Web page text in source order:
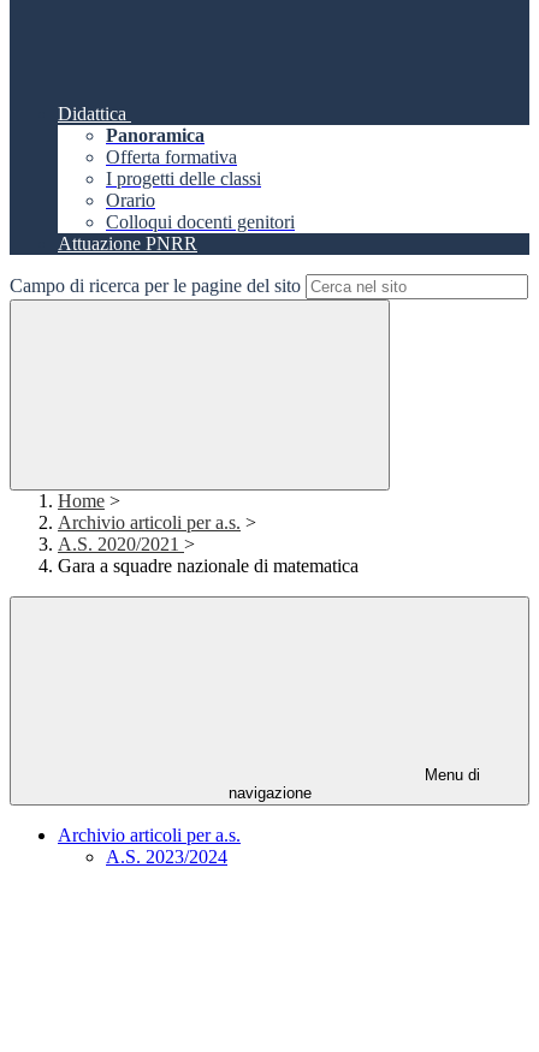
Didattica
Panoramica
Offerta formativa
I progetti delle classi
Orario
Colloqui docenti genitori
Attuazione PNRR
Campo di ricerca per le pagine del sito
Home >
Archivio articoli per a.s. >
A.S. 2020/2021 >
Gara a squadre nazionale di matematica
Menu di
navigazione
Archivio articoli per a.s.
A.S. 2023/2024